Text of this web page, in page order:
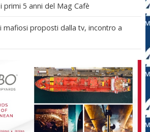
primi 5 anni del Mag Cafè
mafiosi proposti dalla tv, incontro a